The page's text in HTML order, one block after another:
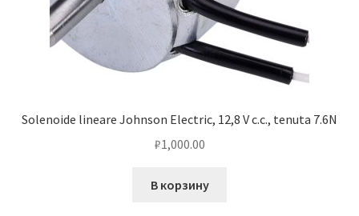
Solenoide lineare Johnson Electric, 12,8 V c.c., tenuta 7.6N
₽1,000.00
В корзину